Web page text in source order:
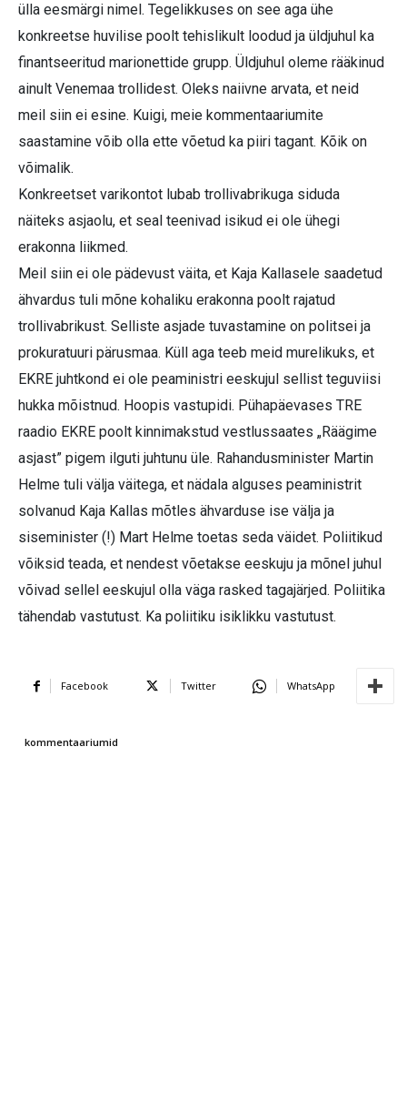
ülla eesmärgi nimel. Tegelikkuses on see aga ühe
konkreetse huvilise poolt tehislikult loodud ja üldjuhul ka
finantseeritud marionettide grupp. Üldjuhul oleme rääkinud
ainult Venemaa trollidest. Oleks naiivne arvata, et neid
meil siin ei esine. Kuigi, meie kommentaariumite
saastamine võib olla ette võetud ka piiri tagant. Kõik on
võimalik.
Konkreetset varikontot lubab trollivabrikuga siduda
näiteks asjaolu, et seal teenivad isikud ei ole ühegi
erakonna liikmed.
Meil siin ei ole pädevust väita, et Kaja Kallasele saadetud
ähvardus tuli mõne kohaliku erakonna poolt rajatud
trollivabrikust. Selliste asjade tuvastamine on politsei ja
prokuratuuri pärusmaa. Küll aga teeb meid murelikuks, et
EKRE juhtkond ei ole peaministri eeskujul sellist teguviisi
hukka mõistnud. Hoopis vastupidi. Pühapäevases TRE
raadio EKRE poolt kinnimakstud vestlussaates „Räägime
asjast” pigem ilguti juhtunu üle. Rahandusminister Martin
Helme tuli välja väitega, et nädala alguses peaministrit
solvanud Kaja Kallas mõtles ähvarduse ise välja ja
siseminister (!) Mart Helme toetas seda väidet. Poliitikud
võiksid teada, et nendest võetakse eeskuju ja mõnel juhul
võivad sellel eeskujul olla väga rasked tagajärjed. Poliitika
tähendab vastutust. Ka poliitiku isiklikku vastutust.
Facebook Twitter WhatsApp
kommentaariumid